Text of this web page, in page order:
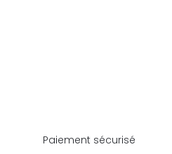
Paiement sécurisé